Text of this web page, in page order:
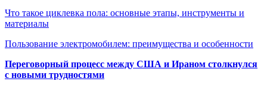
Что такое циклевка пола: основные этапы, инструменты и
материалы
Пользование электромобилем: преимущества и особенности
Переговорный процесс между США и Ираном столкнулся
с новыми трудностями